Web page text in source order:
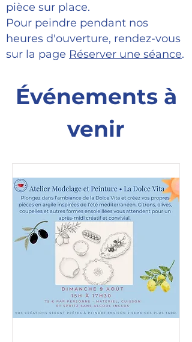
pièce sur place.
Pour peindre pendant nos
heures d'ouverture, rendez-vous
sur la page Réserver une séance.
Événements à
venir